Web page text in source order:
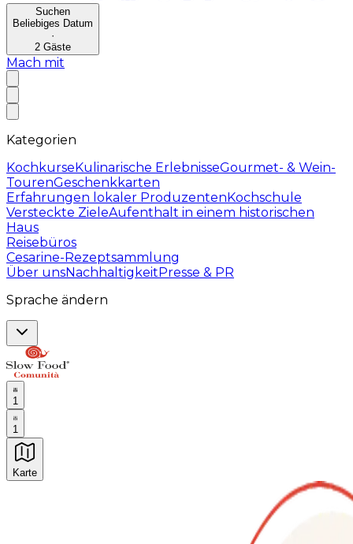
Suchen
Beliebiges Datum
·
2 Gäste
Mach mit
Kategorien
KochkurseKulinarische ErlebnisseGourmet- & Wein-
TourenGeschenkkarten
Erfahrungen lokaler ProduzentenKochschule
Versteckte ZieleAufenthalt in einem historischen
Haus
Reisebüros
Cesarine-Rezeptsammlung
Über unsNachhaltigkeitPresse & PR
Sprache ändern
1
1
Karte
Unvergessliche kulinarische Erlebnisse: